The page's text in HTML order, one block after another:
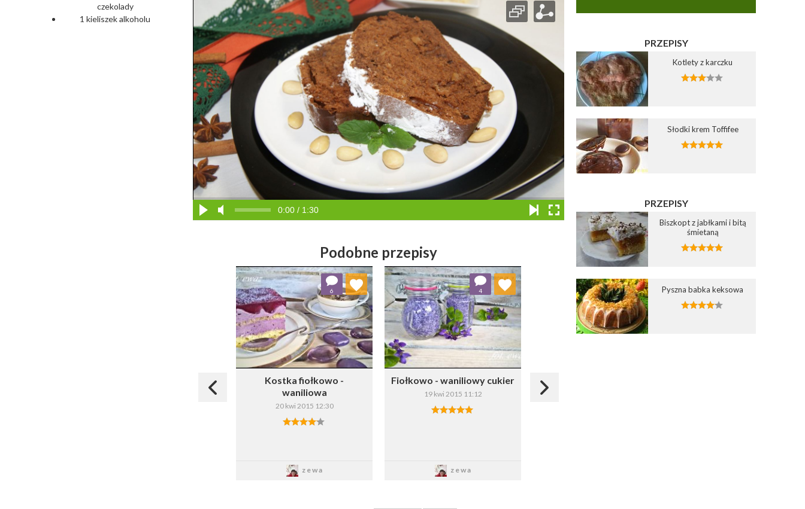
czekolady
1 kieliszek alkoholu
0:00 / 1:30
Podobne przepisy
Kostka fiołkowo -
waniliowa
20 kwi 2015 12:30
zewa
6
Dodaj do ulubionych
Wybierz listę:
Zapisz
Fiołkowo - waniliowy cukier
19 kwi 2015 11:12
zewa
4
Dodaj do ulubionych
Wybierz listę:
Zapisz
Dodaj do ulubionych
Wybierz listę: Wybierz listę:
PRZEPISY
Kotlety z karczku
Słodki krem Toffifee
PRZEPISY
Biszkopt z jabłkami i bitą
śmietaną
Pyszna babka keksowa